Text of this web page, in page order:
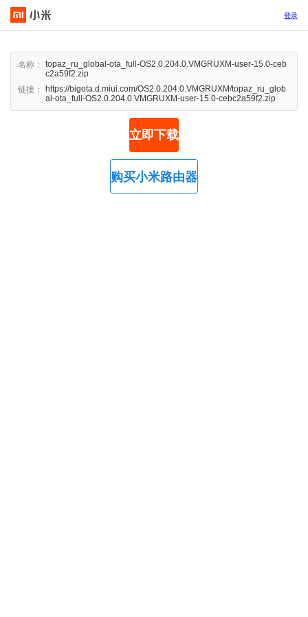
登录
名称：
topaz_ru_global-ota_full-OS2.0.204.0.VMGRUXM-user-15.0-ceb
c2a59f2.zip
链接：
https://bigota.d.miui.com/OS2.0.204.0.VMGRUXM/topaz_ru_glob
al-ota_full-OS2.0.204.0.VMGRUXM-user-15.0-cebc2a59f2.zip
立即下载
购买小米路由器